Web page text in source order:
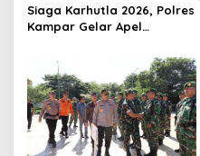
Siaga Karhutla 2026, Polres
Kampar Gelar Apel
Terkait